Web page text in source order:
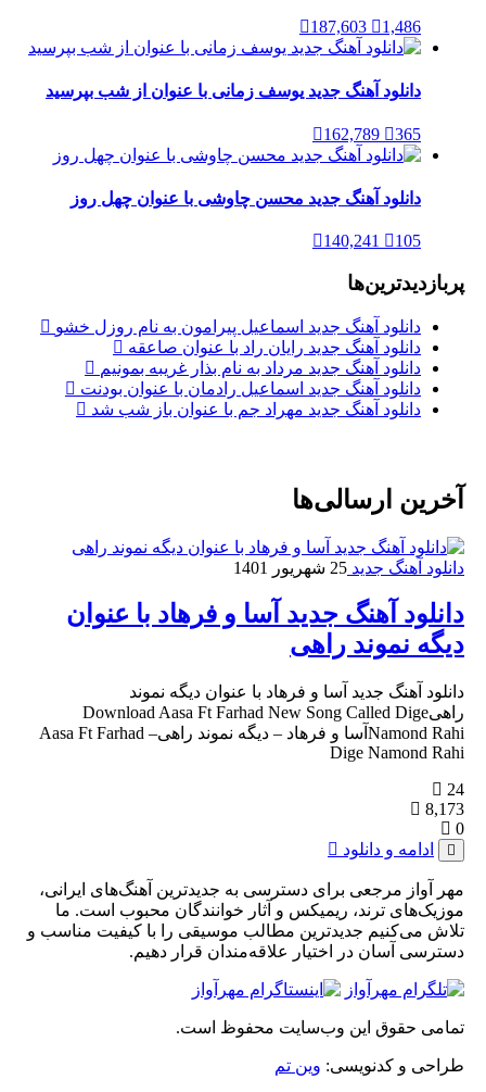
187,603 1,486
دانلود آهنگ جدید یوسف زمانی با عنوان از شب بپرسید
162,789 365
دانلود آهنگ جدید محسن چاوشی با عنوان چهل روز
140,241 105
پربازدیدترین‌ها
دانلود آهنگ جدید اسماعیل پیرامون به نام روزل خشو
دانلود آهنگ جدید رایان راد با عنوان صاعقه
دانلود آهنگ جدید مرداد به نام بذار غریبه بمونیم
دانلود آهنگ جدید اسماعیل رادمان با عنوان بودنت
دانلود آهنگ جدید مهراد جم با عنوان باز شب شد
آخرین ارسالی‌ها
دانلود آهنگ جدید 25 شهریور 1401
دانلود آهنگ جدید آسا و فرهاد با عنوان
دیگه نموند راهی
دانلود آهنگ جدید آسا و فرهاد با عنوان دیگه نموند
راهیDownload Aasa Ft Farhad New Song Called Dige
Namond Rahiآسا و فرهاد – دیگه نموند راهیAasa Ft Farhad –
Dige Namond Rahi
24
8,173
0
ادامه و دانلود
مهر آواز مرجعی برای دسترسی به جدیدترین آهنگ‌های ایرانی،
موزیک‌های ترند، ریمیکس و آثار خوانندگان محبوب است. ما
تلاش می‌کنیم جدیدترین مطالب موسیقی را با کیفیت مناسب و
دسترسی آسان در اختیار علاقه‌مندان قرار دهیم.
تمامی حقوق این وب‌سایت محفوظ است.
طراحی و کدنویسی: وین تم